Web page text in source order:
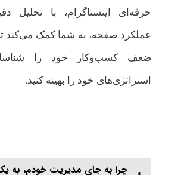
حرفه‌ای اینستاگرام، با تحلیل
عملکرد صفحه، به شما کمک می‌کند
ضعف کسب‌وکار خود را
استراتژی‌های خود را بهینه کنید.
چرا به جای مدیریت خودم، به